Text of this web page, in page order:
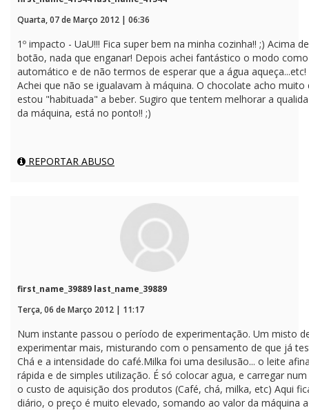
Quarta, 07 de Março 2012 | 06:36
1º impacto - UaU!!! Fica super bem na minha cozinha!! ;) Acima
botão, nada que enganar! Depois achei fantástico o modo
automático e de não termos de esperar que a água
Achei que não se igualavam à máquina. O chocolate acho
estou "habituada" a beber. Sugiro que tentem melhorar a
da máquina, está no ponto!! ;)
REPORTAR ABUSO
first_name_39889 last_name_39889
Terça, 06 de Março 2012 | 11:17
Num instante passou o período de experimentação. Um misto
experimentar mais, misturando com o pensamento de que já
Chá e a intensidade do café.Milka foi uma desilusão... o leite
rápida e de simples utilização. É só colocar agua, e carregar
o custo de aquisição dos produtos (Café, chá, milka, etc) Aqui
diário, o preço é muito elevado, somando ao valor da máquina